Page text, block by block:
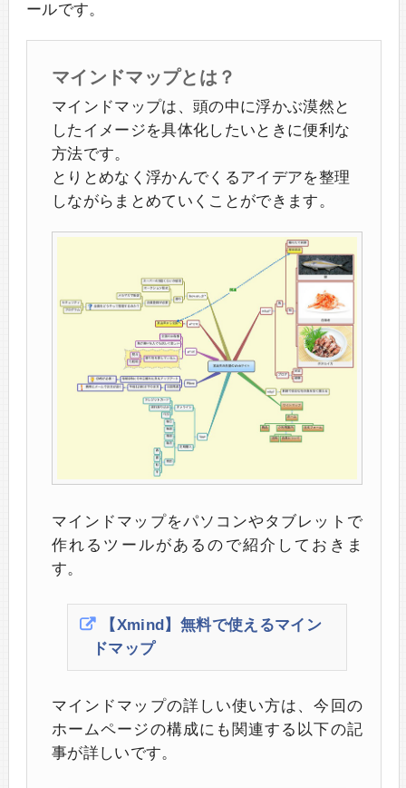
ールです。
マインドマップとは？
マインドマップは、頭の中に浮かぶ漠然と
したイメージを具体化したいときに便利な
方法です。
とりとめなく浮かんでくるアイデアを整理
しながらまとめていくことができます。
マインドマップをパソコンやタブレットで
作れるツールがあるので紹介しておきま
す。
【Xmind】無料で使えるマイン
ドマップ
マインドマップの詳しい使い方は、今回の
ホームページの構成にも関連する以下の記
事が詳しいです。